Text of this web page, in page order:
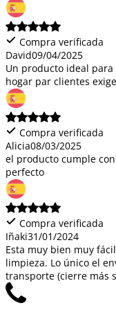
Compra verificada
David09/04/2025
Un producto ideal
hogar par clientes
Compra verificada
Alicia08/03/2025
el producto cumple
perfecto
Compra verificada
Iñaki31/01/2024
Esta muy bien muy
limpieza. Lo único el
transporte (cierre más